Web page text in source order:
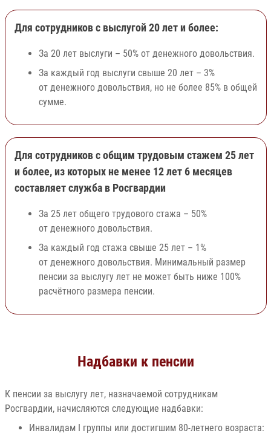
Для сотрудников с выслугой 20 лет и более:
За 20 лет выслуги – 50% от денежного довольствия.
За каждый год выслуги свыше 20 лет – 3%
от денежного довольствия, но не более 85% в общей
сумме.
Для сотрудников с общим трудовым стажем 25 лет
и более, из которых не менее 12 лет 6 месяцев
составляет служба в Росгвардии
За 25 лет общего трудового стажа – 50%
от денежного довольствия.
За каждый год стажа свыше 25 лет – 1%
от денежного довольствия. Минимальный размер
пенсии за выслугу лет не может быть ниже 100%
расчётного размера пенсии.
Надбавки к пенсии
К пенсии за выслугу лет, назначаемой сотрудникам
Росгвардии, начисляются следующие надбавки:
Инвалидам I группы или достигшим 80-летнего возраста: